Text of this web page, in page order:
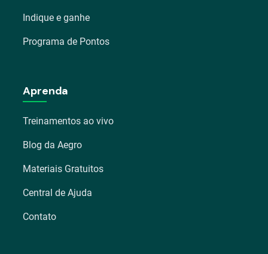
Indique e ganhe
Programa de Pontos
Aprenda
Treinamentos ao vivo
Blog da Aegro
Materiais Gratuitos
Central de Ajuda
Contato